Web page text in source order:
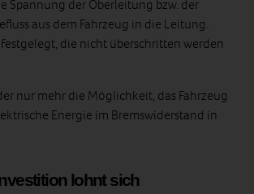
Spannung der Oberleitung bzw. der
aus dem Fahrzeug in die Leitung.
die nicht überschritten werden
nur mehr die Möglichkeit, das Fahrzeug
Energie im Bremswiderstand in
lohnt sich